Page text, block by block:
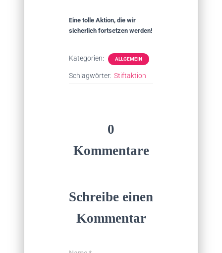
Eine tolle Aktion, die wir
sicherlich fortsetzen werden!
Kategorien: ALLGEMEIN
Schlagwörter: Stiftaktion
0
Kommentare
Schreibe einen
Kommentar